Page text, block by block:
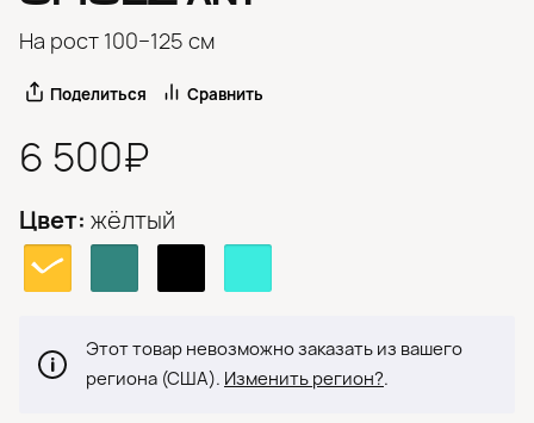
На рост 100−125 см
Поделиться Сравнить
6 500₽
Цвет: жёлтый
Этот товар невозможно заказать из вашего
региона (США). Изменить регион?.